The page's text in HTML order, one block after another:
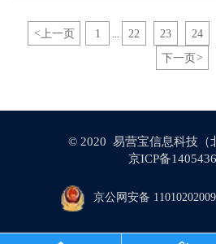
<上一页 1 ... 22 23 24
下一页 >
© 2020 易营宝信息科技（
京ICP备
京公网安备